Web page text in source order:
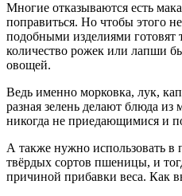
Многие отказываются есть
поправиться. Но чтобы этого
подобными изделиями готовят
количество рожек или лапши
овощей.
Ведь именно морковка, лук,
разная зелень делают блюда
никогда не приедающимися и
А также нужно использовать
твёрдых сортов пшеницы, и
причиной прибавки веса. Как